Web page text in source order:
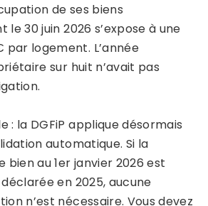
de ses biens
30 juin 2026 s’expose à une
par logement. L’année
sur huit n’avait pas
: la DGFiP applique désormais
automatique. Si la
au 1er janvier 2026 est
en 2025, aucune
n’est nécessaire. Vous devez